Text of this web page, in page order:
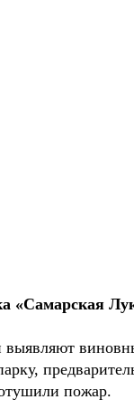
«Самарская
пожар.